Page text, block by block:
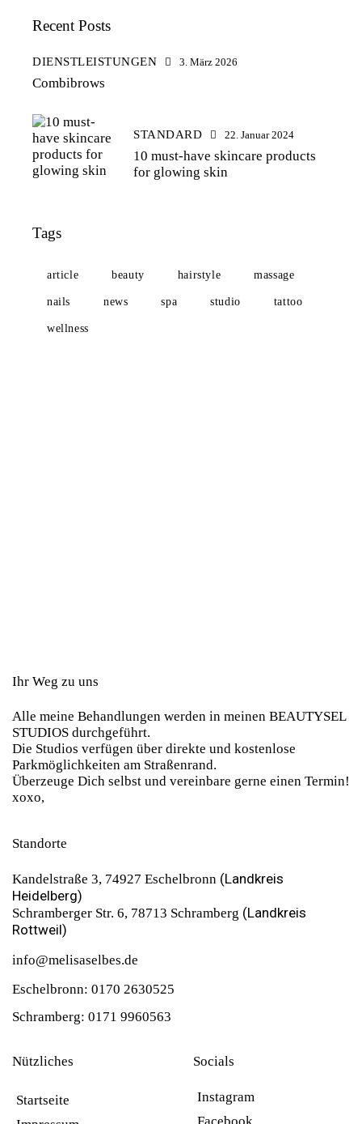
Recent Posts
DIENSTLEISTUNGEN 3. März 2026
Combibrows
STANDARD 22. Januar 2024
10 must-have skincare products
for glowing skin
Tags
article beauty hairstyle massage
nails news spa studio tattoo
wellness
Ihr Weg zu uns
Alle meine Behandlungen werden in meinen BEAUTYSEL
STUDIOS durchgeführt.
Die Studios verfügen über direkte und kostenlose
Parkmöglichkeiten am Straßenrand.
Überzeuge Dich selbst und vereinbare gerne einen Termin!
xoxo,
Standorte
Kandelstraße 3, 74927 Eschelbronn (Landkreis
Heidelberg)
Schramberger Str. 6, 78713 Schramberg (Landkreis
Rottweil)
info@melisaselbes.de
Eschelbronn: 0170 2630525
Schramberg: 0171 9960563
Nützliches
Startseite
Socials
Instagram